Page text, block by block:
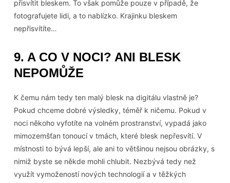
přisvítit bleskem. To však pomůže pouze v případě, že
fotografujete lidi, a to nablízko. Krajinku bleskem
nepřisvítíte…
9. A CO V NOCI? ANI BLESK
NEPOMŮŽE
K čemu nám tedy ten malý blesk na digitálu vlastně je?
Pokud chceme dobré výsledky, téměř k ničemu. Pokud v
noci někoho vyfotíte na volném prostranství, vypadá jako
mimozemšťan tonoucí v tmách, které blesk nepřesvítí. V
místnosti to bývá lepší, ale ani to většinou nejsou obrázky, s
nimiž byste se někde mohli chlubit. Nezbývá tedy než
využít vymožeností nových technologií a v těžkých